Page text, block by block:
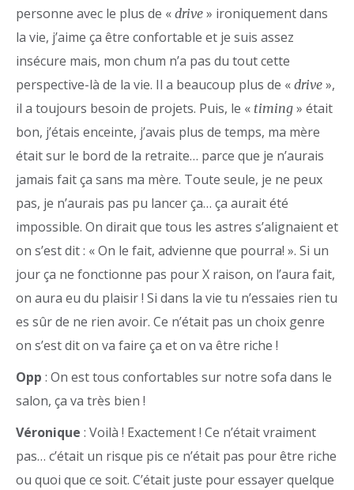
personne avec le plus de « drive » ironiquement dans
la vie, j’aime ça être confortable et je suis assez
insécure mais, mon chum n’a pas du tout cette
perspective-là de la vie. Il a beaucoup plus de « drive »,
il a toujours besoin de projets. Puis, le « timing » était
bon, j’étais enceinte, j’avais plus de temps, ma mère
était sur le bord de la retraite… parce que je n’aurais
jamais fait ça sans ma mère. Toute seule, je ne peux
pas, je n’aurais pas pu lancer ça… ça aurait été
impossible. On dirait que tous les astres s’alignaient et
on s’est dit : « On le fait, advienne que pourra! ». Si un
jour ça ne fonctionne pas pour X raison, on l’aura fait,
on aura eu du plaisir ! Si dans la vie tu n’essaies rien tu
es sûr de ne rien avoir. Ce n’était pas un choix genre
on s’est dit on va faire ça et on va être riche !
Opp : On est tous confortables sur notre sofa dans le
salon, ça va très bien !
Véronique : Voilà ! Exactement ! Ce n’était vraiment
pas… c’était un risque pis ce n’était pas pour être riche
ou quoi que ce soit. C’était juste pour essayer quelque